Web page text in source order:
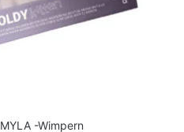
MYLA -Wimpern